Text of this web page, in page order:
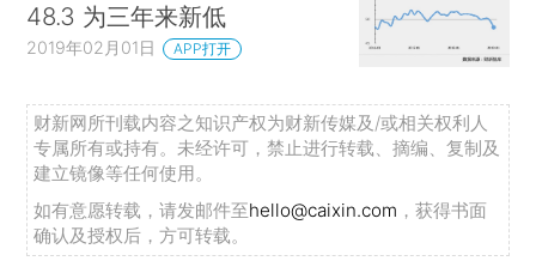
48.3 为三年来新低
2019年02月01日 APP打开
财新网所刊载内容之知识产权为财新传媒及/或相关权利人
专属所有或持有。未经许可，禁止进行转载、摘编、复制及
建立镜像等任何使用。
如有意愿转载，请发邮件至hello@caixin.com ，获得书面
确认及授权后，方可转载。